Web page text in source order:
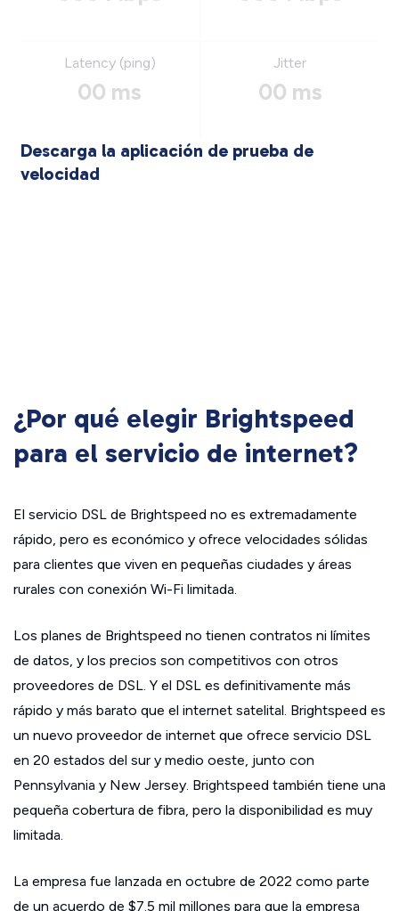
Latency (ping)
00 ms
Jitter
00 ms
Descarga la aplicación de prueba de
velocidad
¿Por qué elegir Brightspeed
para el servicio de internet?
El servicio DSL de Brightspeed no es extremadamente
rápido, pero es económico y ofrece velocidades sólidas
para clientes que viven en pequeñas ciudades y áreas
rurales con conexión Wi-Fi limitada.
Los planes de Brightspeed no tienen contratos ni límites
de datos, y los precios son competitivos con otros
proveedores de DSL. Y el DSL es definitivamente más
rápido y más barato que el internet satelital. Brightspeed es
un nuevo proveedor de internet que ofrece servicio DSL
en 20 estados del sur y medio oeste, junto con
Pennsylvania y New Jersey. Brightspeed también tiene una
pequeña cobertura de fibra, pero la disponibilidad es muy
limitada.
La empresa fue lanzada en octubre de 2022 como parte
de un acuerdo de $7.5 mil millones para que la empresa